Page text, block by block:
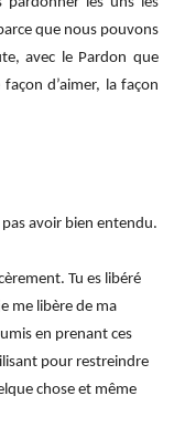
que nous pouvons
avec le Pardon que
d’aimer, la façon
avoir bien entendu.
Tu es libéré
me libère de ma
en prenant ces
pour restreindre
chose et même